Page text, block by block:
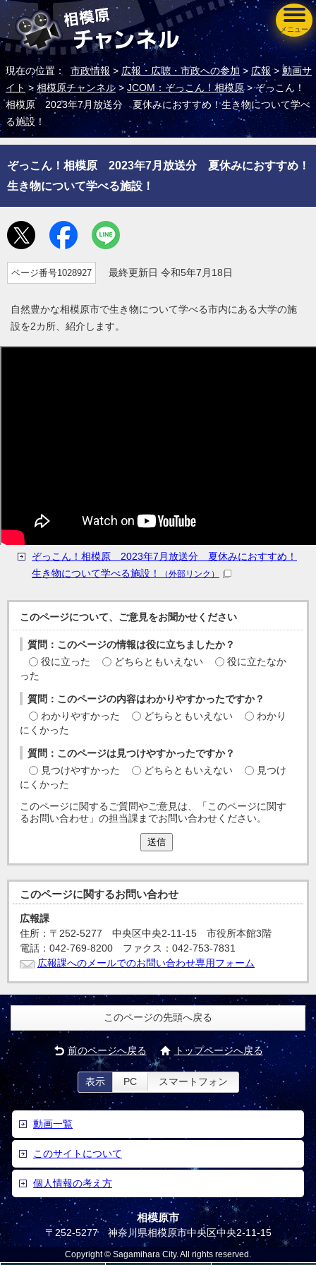
メニュー
現在の位置： 市政情報 >広報・広聴・市政への参加 >広報 >動画サ
イト>相模原チャンネル > JCOM：ぞっこん！相模原> ぞっこん！
相模原 2023年7月放送分 夏休みにおすすめ！生き物について学べ
る施設！
ぞっこん！相模原 2023年7月放送分 夏休みにおすすめ！
生き物について学べる施設！
ページ番号1028927 最終更新日 令和5年7月18日
自然豊かな相模原市で生き物について学べる市内にある大学の施
設を2カ所、紹介します。
ぞっこん！相模原 2023年7月放送分 夏休みにおすすめ！
生き物について学べる施設！
（外部リンク）
このページについて、ご意見をお聞かせください
質問：このページの情報は役に立ちましたか？
役に立った
どちらともいえない
役に立たなか
った
質問：このページの内容はわかりやすかったですか？
わかりやすかった
どちらともいえない
わかり
にくかった
質問：このページは見つけやすかったですか？
見つけやすかった
どちらともいえない
見つけ
にくかった
このページに関するご質問やご意見は、「このページに関す
るお問い合わせ」の担当課までお問い合わせください。
送信
このページに関するお問い合わせ
広報課
住所：〒252-5277 中央区中央2-11-15 市役所本館3階
電話：042-769-8200 ファクス：042-753-7831
広報課へのメールでのお問い合わせ専用フォーム
このページの先頭へ戻る
前のページへ戻る トップページへ戻る
表示 PC スマートフォン
動画一覧
このサイトについて
個人情報の考え方
相模原市
〒252-5277 神奈川県相模原市中央区中央2-11-15
Copyright © Sagamihara City. All rights reserved.